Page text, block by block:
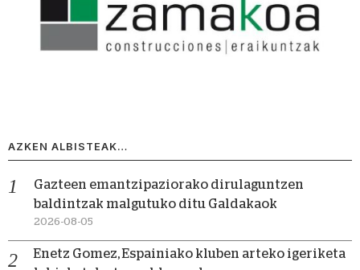
AZKEN ALBISTEAK…
Gazteen emantzipaziorako dirulaguntzen
baldintzak malgutuko ditu Galdakaok
2026-08-05
Enetz Gomez, Espainiako kluben arteko igeriketa